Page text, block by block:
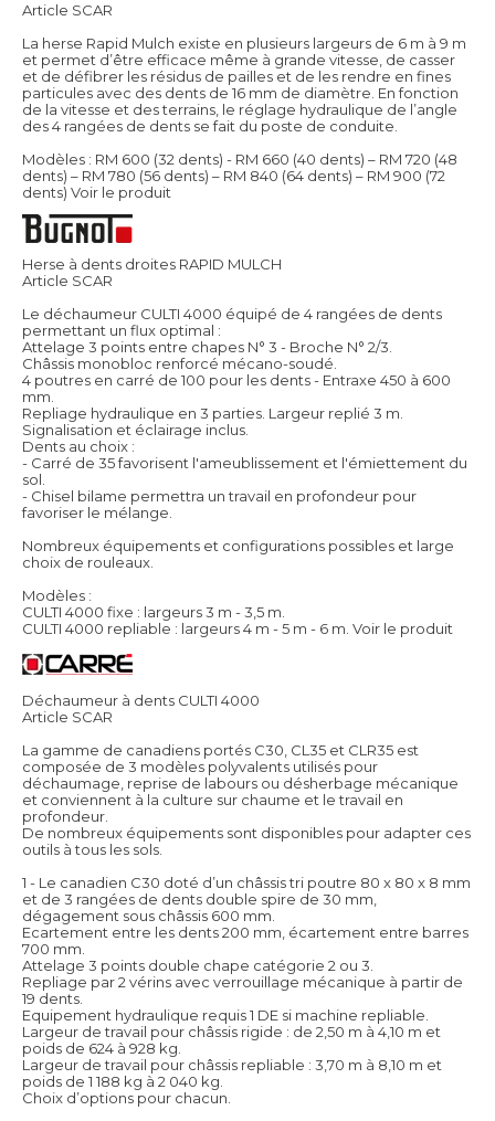
Article SCAR
La herse Rapid Mulch existe en plusieurs largeurs de 6 m à 9 m
et permet d’être efficace même à grande vitesse, de casser
et de défibrer les résidus de pailles et de les rendre en fines
particules avec des dents de 16 mm de diamètre. En fonction
de la vitesse et des terrains, le réglage hydraulique de l’angle
des 4 rangées de dents se fait du poste de conduite.
Modèles : RM 600 (32 dents) - RM 660 (40 dents) – RM 720 (48
dents) – RM 780 (56 dents) – RM 840 (64 dents) – RM 900 (72
dents) Voir le produit
Herse à dents droites RAPID MULCH
Article SCAR
Le déchaumeur CULTI 4000 équipé de 4 rangées de dents
permettant un flux optimal :
Attelage 3 points entre chapes N° 3 - Broche N° 2/3.
Châssis monobloc renforcé mécano-soudé.
4 poutres en carré de 100 pour les dents - Entraxe 450 à 600
mm.
Repliage hydraulique en 3 parties. Largeur replié 3 m.
Signalisation et éclairage inclus.
Dents au choix :
- Carré de 35 favorisent l'ameublissement et l'émiettement du
sol.
- Chisel bilame permettra un travail en profondeur pour
favoriser le mélange.
Nombreux équipements et configurations possibles et large
choix de rouleaux.
Modèles :
CULTI 4000 fixe : largeurs 3 m - 3,5 m.
CULTI 4000 repliable : largeurs 4 m - 5 m - 6 m. Voir le produit
Déchaumeur à dents CULTI 4000
Article SCAR
La gamme de canadiens portés C30, CL35 et CLR35 est
composée de 3 modèles polyvalents utilisés pour
déchaumage, reprise de labours ou désherbage mécanique
et conviennent à la culture sur chaume et le travail en
profondeur.
De nombreux équipements sont disponibles pour adapter ces
outils à tous les sols.
1 - Le canadien C30 doté d’un châssis tri poutre 80 x 80 x 8 mm
et de 3 rangées de dents double spire de 30 mm,
dégagement sous châssis 600 mm.
Ecartement entre les dents 200 mm, écartement entre barres
700 mm.
Attelage 3 points double chape catégorie 2 ou 3.
Repliage par 2 vérins avec verrouillage mécanique à partir de
19 dents.
Equipement hydraulique requis 1 DE si machine repliable.
Largeur de travail pour châssis rigide : de 2,50 m à 4,10 m et
poids de 624 à 928 kg.
Largeur de travail pour châssis repliable : 3,70 m à 8,10 m et
poids de 1 188 kg à 2 040 kg.
Choix d’options pour chacun.